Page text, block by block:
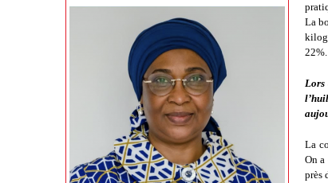
La
22%.
Lors
La
On a
près